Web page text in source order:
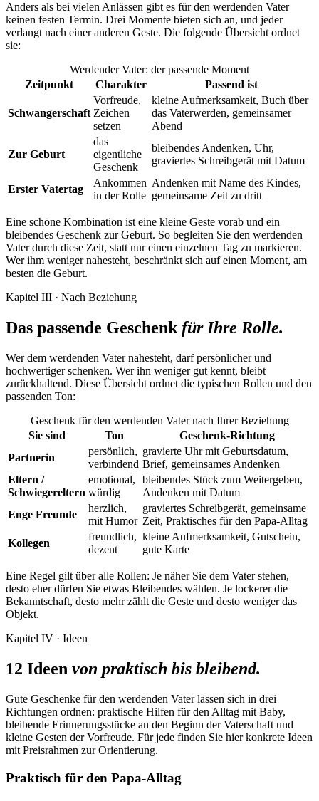
Anders als bei vielen Anlässen gibt es für den werdenden Vater
keinen festen Termin. Drei Momente bieten sich an, und jeder
verlangt nach einer anderen Geste. Die folgende Übersicht ordnet
sie:
Werdender Vater: der passende Moment
Zeitpunkt
Charakter Passend ist
Schwangerschaft
Vorfreude,
Zeichen
setzen
kleine Aufmerksamkeit, Buch über
das Vaterwerden, gemeinsamer
Abend
Zur Geburt
das
eigentliche
Geschenk
bleibendes Andenken, Uhr,
graviertes Schreibgerät mit Datum
Erster Vatertag
Ankommen
in der Rolle
Andenken mit Name des Kindes,
gemeinsame Zeit zu dritt
Eine schöne Kombination ist eine kleine Geste vorab und ein
bleibendes Geschenk zur Geburt. So begleiten Sie den werdenden
Vater durch diese Zeit, statt nur einen einzelnen Tag zu markieren.
Wer ihm weniger nahesteht, beschränkt sich auf einen Moment, am
besten die Geburt.
Kapitel III · Nach Beziehung
Das passende Geschenkfür Ihre Rolle.
Wer dem werdenden Vater nahesteht, darf persönlicher und
hochwertiger schenken. Wer ihn weniger gut kennt, bleibt
zurückhaltend. Diese Übersicht ordnet die typischen Rollen und den
passenden Ton:
Geschenk für den werdenden Vater nach Ihrer Beziehung
Sie sind
Ton
Geschenk-Richtung
Partnerin
persönlich,
verbindend
gravierte Uhr mit Geburtsdatum,
Brief, gemeinsames Andenken
Eltern /
Schwiegereltern
emotional,
würdig
bleibendes Stück zum Weitergeben,
Andenken mit Datum
Enge Freunde
herzlich,
mit Humor
graviertes Schreibgerät, gemeinsame
Zeit, Praktisches für den Papa-Alltag
Kollegen
freundlich,
dezent
kleine Aufmerksamkeit, Gutschein,
gute Karte
Eine Regel gilt über alle Rollen: Je näher Sie dem Vater stehen,
desto eher dürfen Sie etwas Bleibendes wählen. Je lockerer die
Bekanntschaft, desto mehr zählt die Geste und desto weniger das
Objekt.
Kapitel IV · Ideen
12 Ideen von praktisch bis bleibend.
Gute Geschenke für den werdenden Vater lassen sich in drei
Richtungen ordnen: praktische Hilfen für den Alltag mit Baby,
bleibende Erinnerungsstücke an den Beginn der Vaterschaft und
kleine Gesten der Vorfreude. Für jede finden Sie hier konkrete Ideen
mit Preisrahmen zur Orientierung.
Praktisch für den Papa-Alltag